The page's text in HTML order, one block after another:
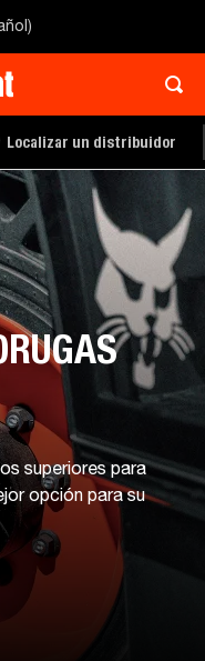
Localizar un distribuidor
superiores para
opción para su